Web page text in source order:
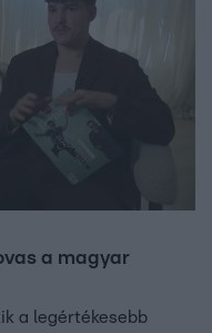
a magyar
a legértékesebb